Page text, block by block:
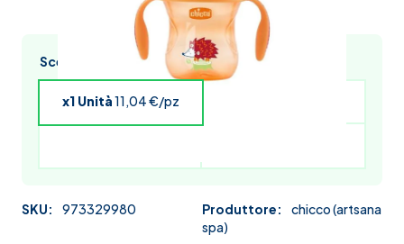
Scegli l’acquisto multiplo e risparmia
x1 Unità11,04 €/pz
SKU: 973329980 Produttore:
chicco (artsana
spa)